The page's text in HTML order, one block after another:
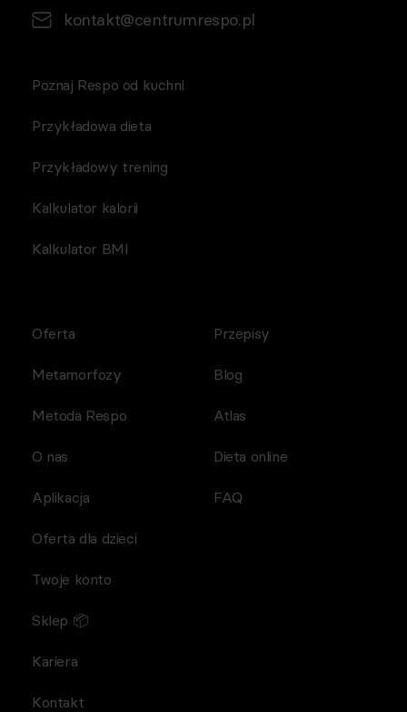
kontakt@centrumrespo.pl
Poznaj Respo od kuchni
Przykładowa dieta
Przykładowy trening
Kalkulator kalorii
Kalkulator BMI
Oferta
Metamorfozy
Metoda Respo
O nas
Aplikacja
Przepisy
Blog
Atlas
Dieta online
FAQ
Oferta dla dzieci
Twoje konto
Sklep 📦
Kariera
Kontakt